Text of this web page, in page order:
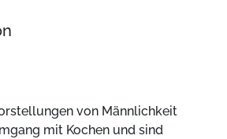
von Männlichkeit
mit Kochen und sind